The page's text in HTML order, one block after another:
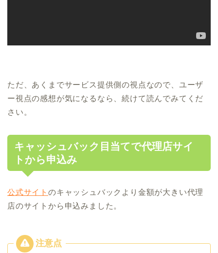
ただ、あくまでサービス提供側の視点なので、ユーザ
ー視点の感想が気になるなら、続けて読んでみてくだ
さい。
キャッシュバック目当てで代理店サイ
トから申込み
公式サイト のキャッシュバックより金額が大きい代理
店のサイトから申込みました。